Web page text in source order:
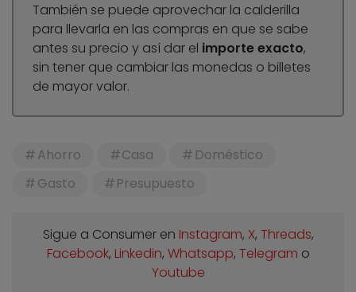
También se puede aprovechar la calderilla
para llevarla en las compras en que se sabe
antes su precio y así dar el importe exacto,
sin tener que cambiar las monedas o billetes
de mayor valor.
Ahorro Casa
Doméstico
Gasto
Presupuesto
Sigue a Consumer en Instagram, X, Threads,
Facebook, Linkedin, Whatsapp, Telegram o
Youtube